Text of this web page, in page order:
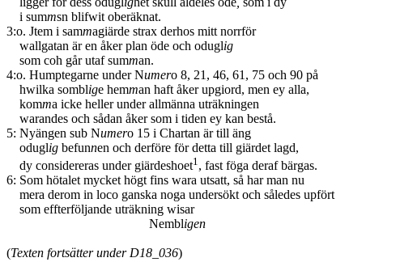
i summsn blifwit oberäknat.
3:o. Jtem i sammagiärde strax derhos mitt norrför
wallgatan är en åker plan öde och oduglig
som coh går utaf summan.
4:o. Humptegarne under Numero 8, 21, 46, 61, 75 och 90 på
hwilka somblige hemman haft åker upgiord, men ey alla,
komma icke heller under allmänna uträkningen
warandes och sådan åker som i tiden ey kan bestå.
5: Nyängen sub Numero 15 i Chartan är till äng
oduglig befunnen och derföre för detta till giärdet lagd,
dy considereras under giärdeshoet1, fast föga deraf bärgas.
6: Som hötalet mycket högt fins wara utsatt, så har man nu
mera derom in loco ganska noga undersökt och således upfört
som effterföljande uträkning wisar
Nembligen
(Texten fortsätter under D18_036)